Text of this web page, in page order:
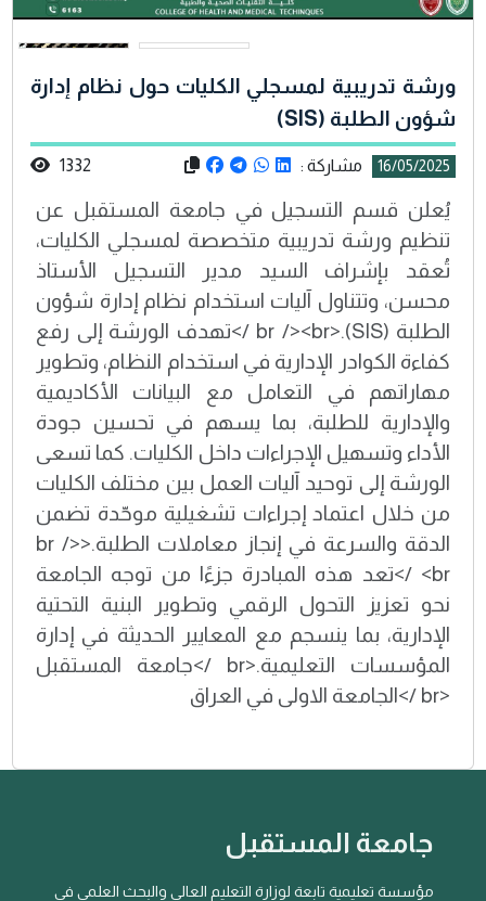
ورشة تدريبية لمسجلي الكليات حول نظام إدارة
شؤون الطلبة (SIS)
16/05/2025 مشاركة : 1332
يُعلن قسم التسجيل في جامعة المستقبل عن
تنظيم ورشة تدريبية متخصصة لمسجلي الكليات،
تُعقد بإشراف السيد مدير التسجيل الأستاذ
محسن، وتتناول آليات استخدام نظام إدارة شؤون
الطلبة (SIS).<br /><br />تهدف الورشة إلى رفع
كفاءة الكوادر الإدارية في استخدام النظام، وتطوير
مهاراتهم في التعامل مع البيانات الأكاديمية
والإدارية للطلبة، بما يسهم في تحسين جودة
الأداء وتسهيل الإجراءات داخل الكليات. كما تسعى
الورشة إلى توحيد آليات العمل بين مختلف الكليات
من خلال اعتماد إجراءات تشغيلية موحّدة تضمن
الدقة والسرعة في إنجاز معاملات الطلبة.<br />
<br />تعد هذه المبادرة جزءًا من توجه الجامعة
نحو تعزيز التحول الرقمي وتطوير البنية التحتية
الإدارية، بما ينسجم مع المعايير الحديثة في إدارة
المؤسسات التعليمية.<br />جامعة المستقبل
<br />الجامعة الاولى في العراق
جامعة المستقبل
مؤسسة تعليمية تابعة لوزارة التعليم العالي والبحث العلمي في